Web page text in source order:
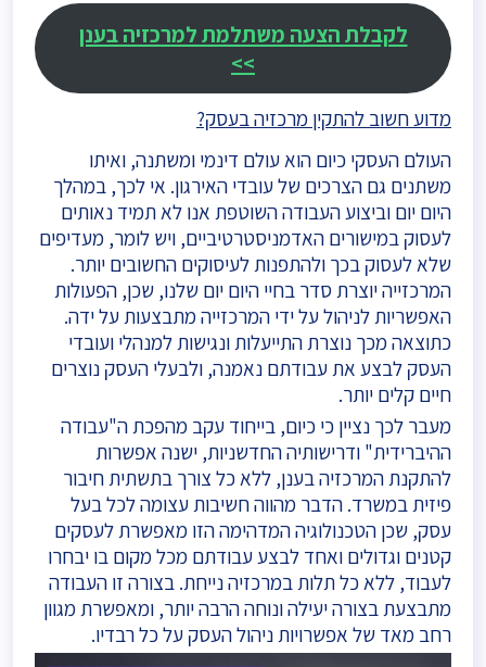
לקבלת הצעה משתלמת למרכזיה בענן
>>
מדוע חשוב להתקין מרכזיה בעסק?
העולם העסקי כיום הוא עולם דינמי ומשתנה, ואיתו
משתנים גם הצרכים של עובדי האירגון. אי לכך, במהלך
היום יום וביצוע העבודה השוטפת אנו לא תמיד נאותים
לעסוק במישורים האדמניסטרטיביים, ויש לומר, מעדיפים
שלא לעסוק בכך ולהתפנות לעיסוקים החשובים יותר.
המרכזייה יוצרת סדר בחיי היום יום שלנו, שכן, הפעולות
האפשריות לניהול על ידי המרכזייה מתבצעות על ידה.
כתוצאה מכך נוצרת התייעלות ונגישות למנהלי ועובדי
העסק לבצע את עבודתם נאמנה, ולבעלי העסק נוצרים
חיים קלים יותר.
מעבר לכך נציין כי כיום, בייחוד עקב מהפכת ה"עבודה
ההיברידית" ודרישותיה החדשניות, ישנה אפשרות
להתקנת המרכזיה בענן, ללא כל צורך בתשתית חיבור
פיזית במשרד. הדבר מהווה חשיבות עצומה לכל בעל
עסק, שכן הטכנולוגיה המדהימה הזו מאפשרת לעסקים
קטנים וגדולים ואחד לבצע עבודתם מכל מקום בו יבחרו
לעבוד, ללא כל תלות במרכזיה נייחת. בצורה זו העבודה
מתבצעת בצורה יעילה ונוחה הרבה יותר, ומאפשרת מגוון
רחב מאד של אפשרויות ניהול העסק על כל רבדיו.